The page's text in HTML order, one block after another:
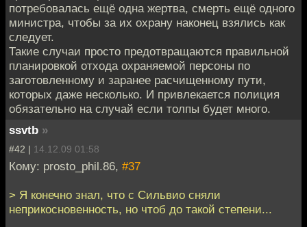
потребовалась ещё одна жертва, смерть ещё одного
министра, чтобы за их охрану наконец взялись как
следует.
Такие случаи просто предотвращаются правильной
планировкой отхода охраняемой персоны по
заготовленному и заранее расчищенному пути,
которых даже несколько. И привлекается полиция
обязательно на случай если толпы будет много.
ssvtb »
#42 | 14.12.09 01:58
Кому: prosto_phil.86, #37
> Я конечно знал, что с Сильвио сняли
неприкосновенность, но чтоб до такой степени...